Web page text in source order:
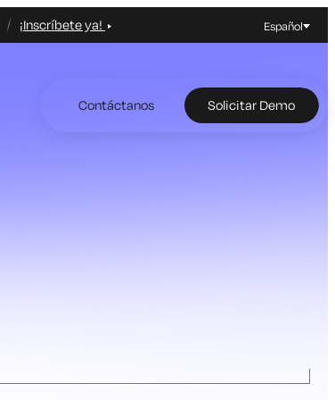
¡Inscríbete ya! Español
Contáctanos Solicitar Demo